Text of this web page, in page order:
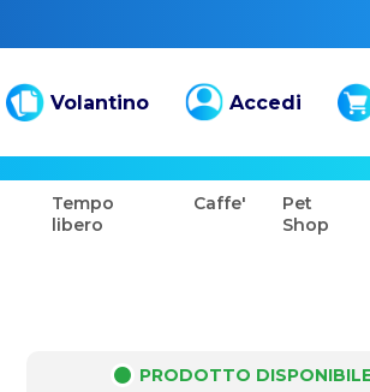
Volantino Accedi
Tempo
libero
Caffe'
Pet
Shop
PRODOTTO